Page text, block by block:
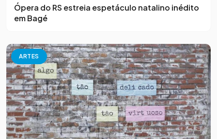
Ópera do RS estreia espetáculo natalino inédito
em Bagé
ARTES